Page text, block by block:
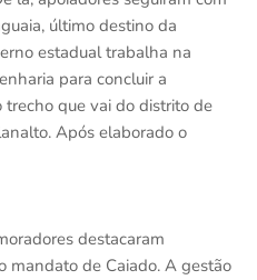
último destino da
estadual trabalha na
para concluir a
que vai do distrito de
Após elaborado o
destacaram
mandato de Caiado. A gestão